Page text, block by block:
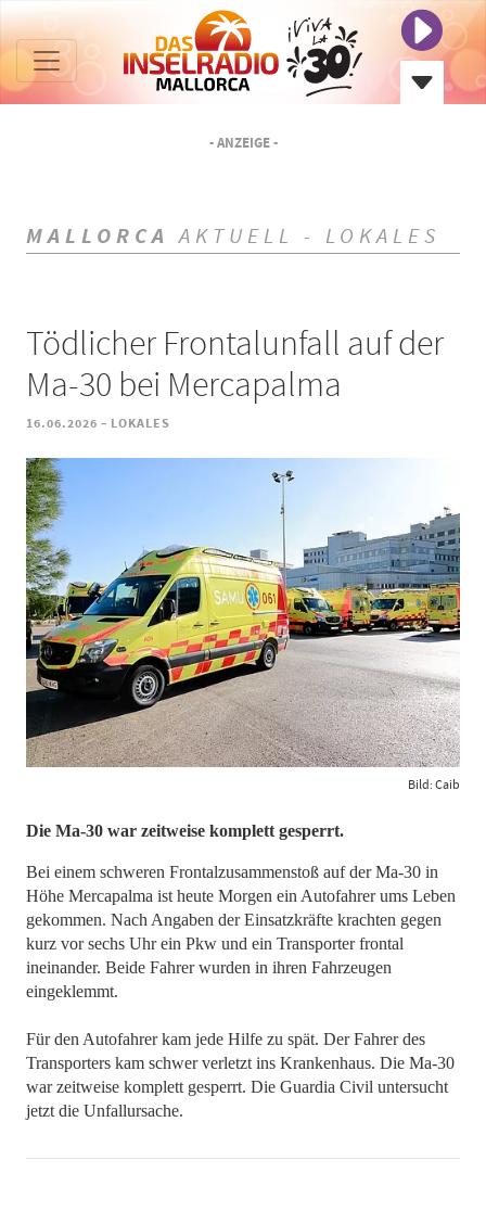
- ANZEIGE -
MALLORCA AKTUELL - LOKALES
Tödlicher Frontalunfall auf der
Ma-30 bei Mercapalma
16.06.2026 - LOKALES
Bild: Caib
Die Ma-30 war zeitweise komplett gesperrt.
Bei einem schweren Frontalzusammenstoß auf der Ma-30 in
Höhe Mercapalma ist heute Morgen ein Autofahrer ums Leben
gekommen. Nach Angaben der Einsatzkräfte krachten gegen
kurz vor sechs Uhr ein Pkw und ein Transporter frontal
ineinander. Beide Fahrer wurden in ihren Fahrzeugen
eingeklemmt.
Für den Autofahrer kam jede Hilfe zu spät. Der Fahrer des
Transporters kam schwer verletzt ins Krankenhaus. Die Ma-30
war zeitweise komplett gesperrt. Die Guardia Civil untersucht
jetzt die Unfallursache.